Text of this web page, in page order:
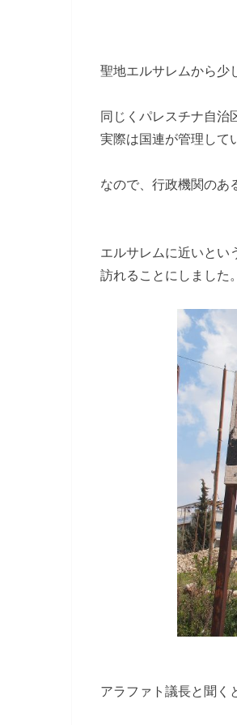
聖地エルサレムから少
同じくパレスチナ自治
実際は国連が管理して
なので、行政機関のあ
エルサレムに近いとい
訪れることにしました。
アラファト議長と聞く